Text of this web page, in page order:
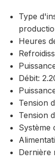
Type
Heures
Débit:
Tension
Tension
Système
Dernière